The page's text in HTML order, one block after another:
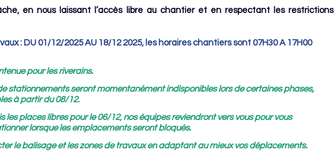
en nous laissant l’accès libre au chantier et en respectant les restrictions
: DU 01/12/2025 AU 18/12 2025, les horaires chantiers sont 07H30 A 17H00
pour les riverains.
stationnements seront momentanément indisponibles lors de certaines phases,
à partir du 08/12.
les places libres pour le 06/12, nos équipes reviendront vers vous pour vous
lorsque les emplacements seront bloqués.
le balisage et les zones de travaux en adaptant au mieux vos déplacements.